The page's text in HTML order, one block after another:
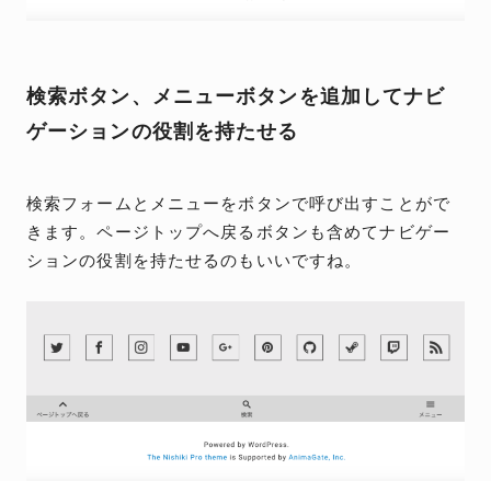
検索ボタン、メニューボタンを追加してナビ
ゲーションの役割を持たせる
検索フォームとメニューをボタンで呼び出すことがで
きます。ページトップへ戻るボタンも含めてナビゲー
ションの役割を持たせるのもいいですね。